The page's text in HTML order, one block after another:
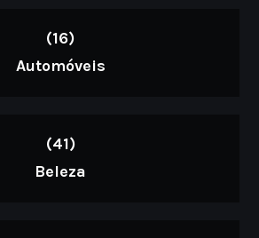
(16)
Automóveis
(41)
Beleza